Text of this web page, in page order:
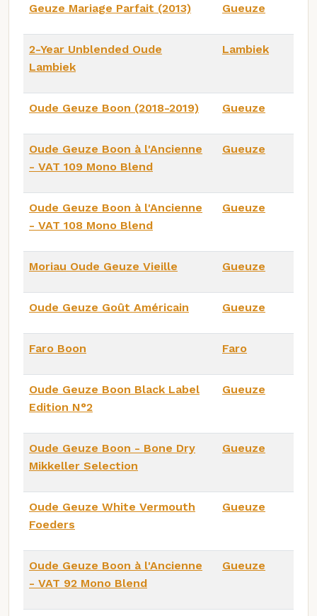
Geuze Mariage Parfait (2013) Gueuze
2-Year Unblended Oude
Lambiek
Lambiek
Oude Geuze Boon (2018-2019) Gueuze
Oude Geuze Boon à l'Ancienne
- VAT 109 Mono Blend
Gueuze
Oude Geuze Boon à l'Ancienne
- VAT 108 Mono Blend
Gueuze
Moriau Oude Geuze Vieille Gueuze
Oude Geuze Goût Américain Gueuze
Faro Boon Faro
Oude Geuze Boon Black Label
Edition N°2
Gueuze
Oude Geuze Boon - Bone Dry
Mikkeller Selection
Gueuze
Oude Geuze White Vermouth
Foeders
Gueuze
Oude Geuze Boon à l'Ancienne
- VAT 92 Mono Blend
Gueuze